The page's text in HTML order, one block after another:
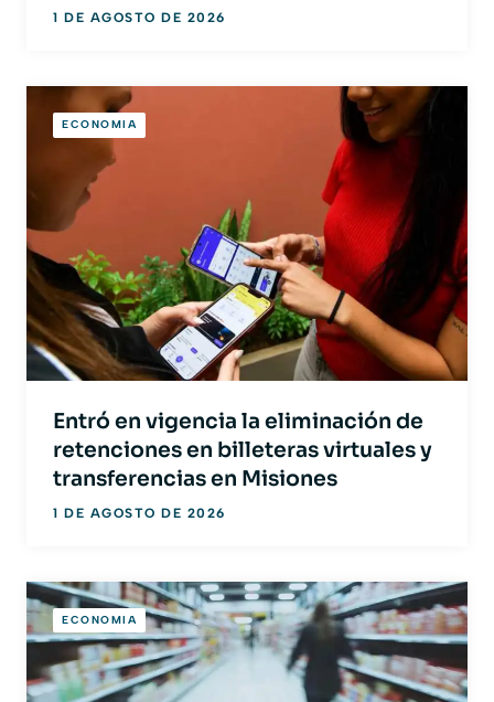
1 DE AGOSTO DE 2026
ECONOMIA
Entró en vigencia la eliminación de
retenciones en billeteras virtuales y
transferencias en Misiones
1 DE AGOSTO DE 2026
ECONOMIA